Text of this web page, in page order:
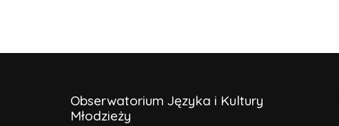
Obserwatorium Języka i Kultury
Młodzieży